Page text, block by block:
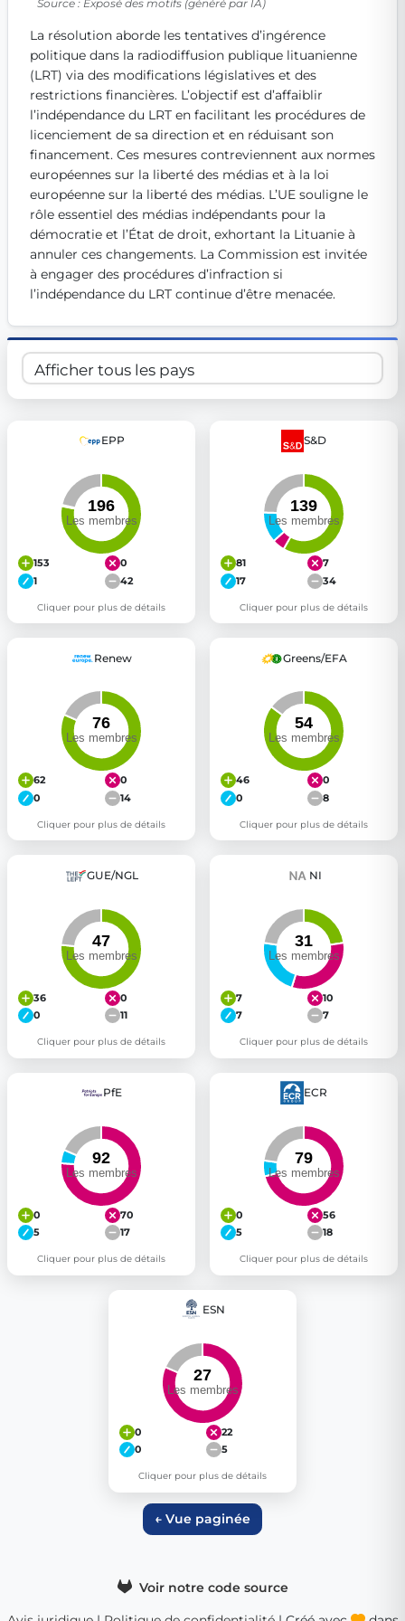
Get Involved
Become a member:Join us to advance digital democracy
Volunteer:Contribute your skills in technology, design,
Support democracy:
Help us strengthen accountability
Source : Exposé des motifs (généré par IA)
La résolution aborde les tentatives d’ingérence
politique dans la radiodiffusion publique lituanienne
(LRT) via des modifications législatives et des
restrictions financières. L’objectif est d’affaiblir
l’indépendance du LRT en facilitant les procédures de
licenciement de sa direction et en réduisant son
financement. Ces mesures contreviennent aux normes
européennes sur la liberté des médias et à la loi
européenne sur la liberté des médias. L’UE souligne le
rôle essentiel des médias indépendants pour la
démocratie et l’État de droit, exhortant la Lituanie à
annuler ces changements. La Commission est invitée
à engager des procédures d’infraction si
l’indépendance du LRT continue d’être menacée.
EPP
153
0
1
42
Cliquer pour plus de détails
S&D
81
7
17
34
Cliquer pour plus de détails
Renew
62
0
0
14
Cliquer pour plus de détails
Greens/EFA
46
0
0
8
Cliquer pour plus de détails
GUE/NGL
36
0
0
11
Cliquer pour plus de détails
NI
7
10
7
7
Cliquer pour plus de détails
PfE
0
70
5
17
Cliquer pour plus de détails
ECR
0
56
5
18
Cliquer pour plus de détails
ESN
0
22
0
5
Cliquer pour plus de détails
← Vue paginée
Voir notre code source